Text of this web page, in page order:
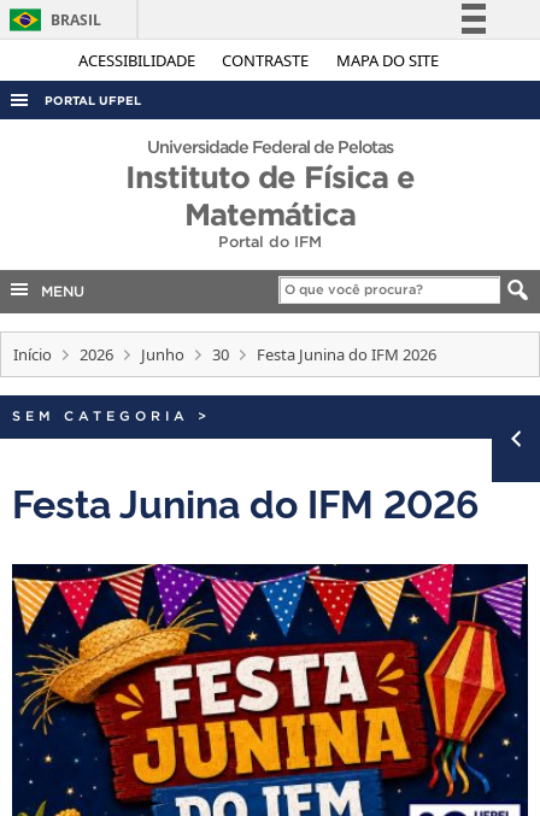
ACESSIBILIDADE CONTRASTE MAPA DO SITE
BRASIL
Simplifique!
Acesso à informação
PORTAL UFPEL
ACESSO À INFORMAÇÃOUniversidade Federal de Pelotas
Instituto de Física e
Matemática
Portal do IFM
MENU
Início 2026 Junho 30 Festa Junina do IFM 2026
SEM CATEGORIA >
Festa Junina do IFM 2026